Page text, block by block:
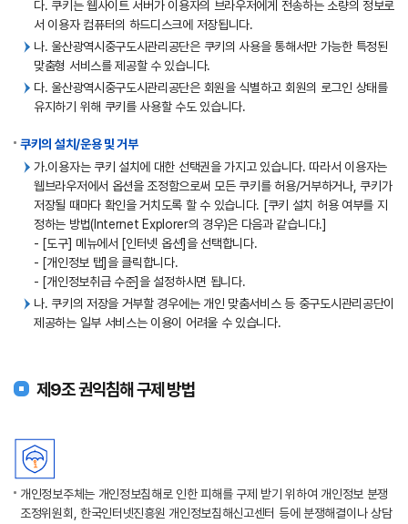
다. 쿠키는 웹사이트 서버가 이용자의 브라우저에게 전송하는 소량의 정보로
서 이용자 컴퓨터의 하드디스크에 저장됩니다.
나. 울산광역시중구도시관리공단은 쿠키의 사용을 통해서만 가능한 특정된
맞춤형 서비스를 제공할 수 있습니다.
다. 울산광역시중구도시관리공단은 회원을 식별하고 회원의 로그인 상태를
유지하기 위해 쿠키를 사용할 수도 있습니다.
쿠키의 설치/운용 및 거부
가.이용자는 쿠키 설치에 대한 선택권을 가지고 있습니다. 따라서 이용자는
웹브라우저에서 옵션을 조정함으로써 모든 쿠키를 허용/거부하거나, 쿠키가
저장될 때마다 확인을 거치도록 할 수 있습니다. [쿠키 설치 허용 여부를 지
정하는 방법(Internet Explorer의 경우)은 다음과 같습니다.]
- [도구] 메뉴에서 [인터넷 옵션]을 선택합니다.
- [개인정보 탭]을 클릭합니다.
- [개인정보취급 수준]을 설정하시면 됩니다.
나. 쿠키의 저장을 거부할 경우에는 개인 맞춤서비스 등 중구도시관리공단이
제공하는 일부 서비스는 이용이 어려울 수 있습니다.
제9조 권익침해 구제 방법
개인정보주체는 개인정보침해로 인한 피해를 구제 받기 위하여 개인정보 분쟁
조정위원회, 한국인터넷진흥원 개인정보침해신고센터 등에 분쟁해결이나 상담